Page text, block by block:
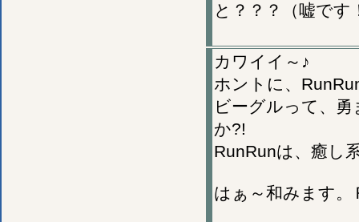
と？？？（嘘です
カワイイ～♪
ホントに、
ビーグルって、
か?!
RunRunは、癒し
はぁ～和みます。